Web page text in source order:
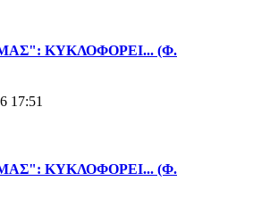
ΚΥΚΛΟΦΟΡΕΙ... (Φ.
17:51
ΚΥΚΛΟΦΟΡΕΙ... (Φ.